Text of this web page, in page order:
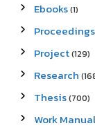
Ebooks(1)
Proceedings
Project(129)
Research
Thesis(700)
Work Manual